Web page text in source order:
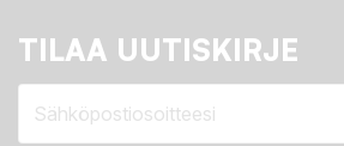
TILAA UUTISKIRJE